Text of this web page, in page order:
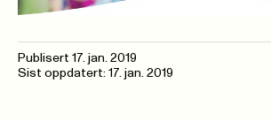
Publisert 17. jan. 2019
Sist oppdatert: 17. jan. 2019